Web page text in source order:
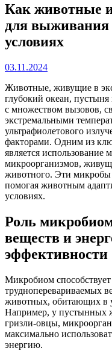
Как животные
для выживания
условиях
03.11.2024
Животные, живущие в
глубокий океан,
с множеством вызовов,
экстремальными
ультрафиолетового
факторами. Одним из
является использование
микроорганизмов,
животного. Эти
помогая животным
условиях.
Роль
веществ и
эффективности
Микробиом
трудноперевариваемых
животных, обитающих в
Например, у пустынных
гризли-овцы,
максимально
энергию.